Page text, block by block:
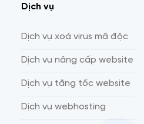
Dịch vụ
Dịch vụ xoá virus mã độc
Dịch vụ nâng cấp website
Dịch vụ tăng tốc website
Dịch vụ webhosting